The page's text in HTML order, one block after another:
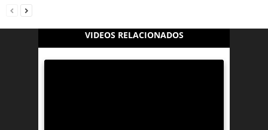
VIDEOS RELACIONADOS